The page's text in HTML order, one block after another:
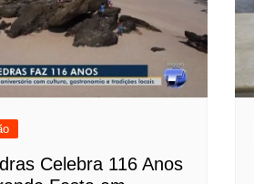
Celebra 116 Anos